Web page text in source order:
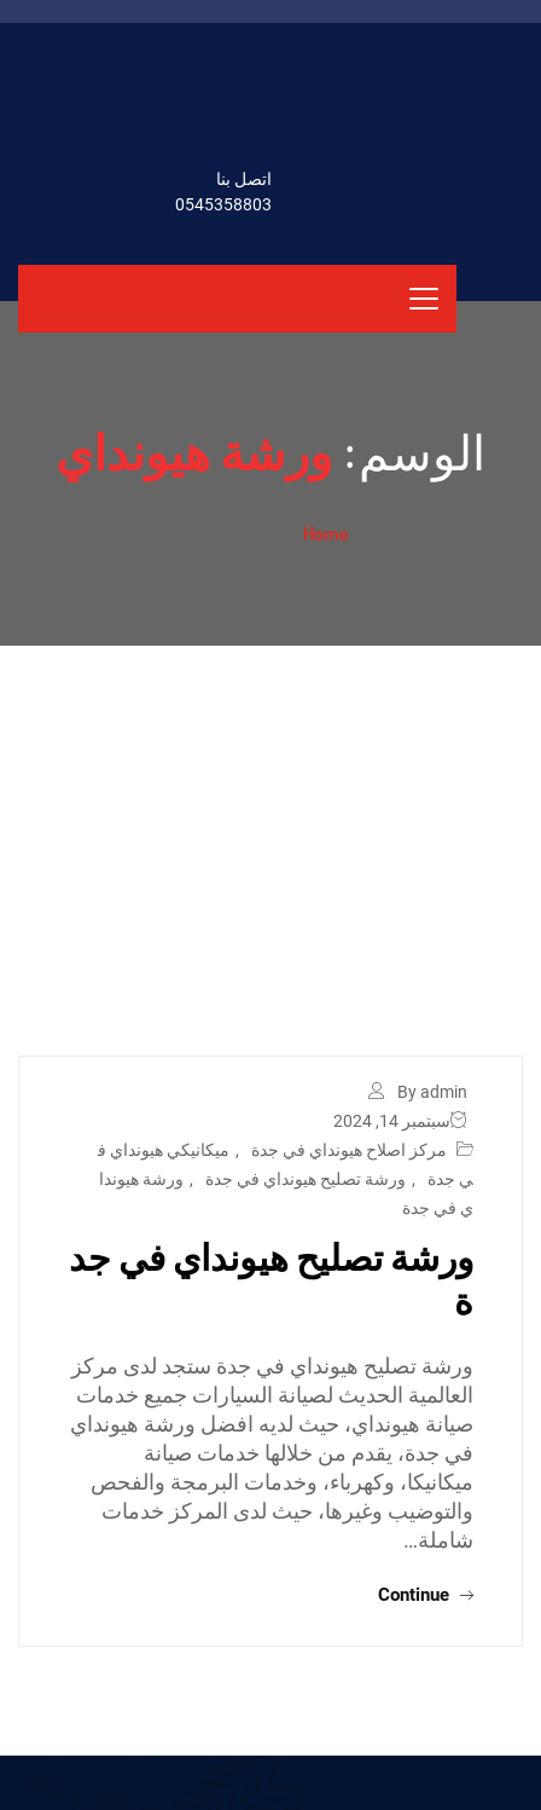
اتصل بنا
0545358803
الوسم: ورشة هيونداي
Home
By admin
سبتمبر 14, 2024
مركز اصلاح هيونداي في جدة
, ميكانيكي هيونداي ف
ي جدة
, ورشة تصليح هيونداي في جدة , ورشة هيوندا
ي في جدة
ورشة تصليح هيونداي في جد
ة
ورشة تصليح هيونداي في جدة ستجد لدى مركز
العالمية الحديث لصيانة السيارات جميع خدمات
صيانة هيونداي، حيث لديه افضل ورشة هيونداي
في جدة، يقدم من خلالها خدمات صيانة
ميكانيكا، وكهرباء، وخدمات البرمجة والفحص
والتوضيب وغيرها، حيث لدى المركز خدمات
شاملة…
Continue